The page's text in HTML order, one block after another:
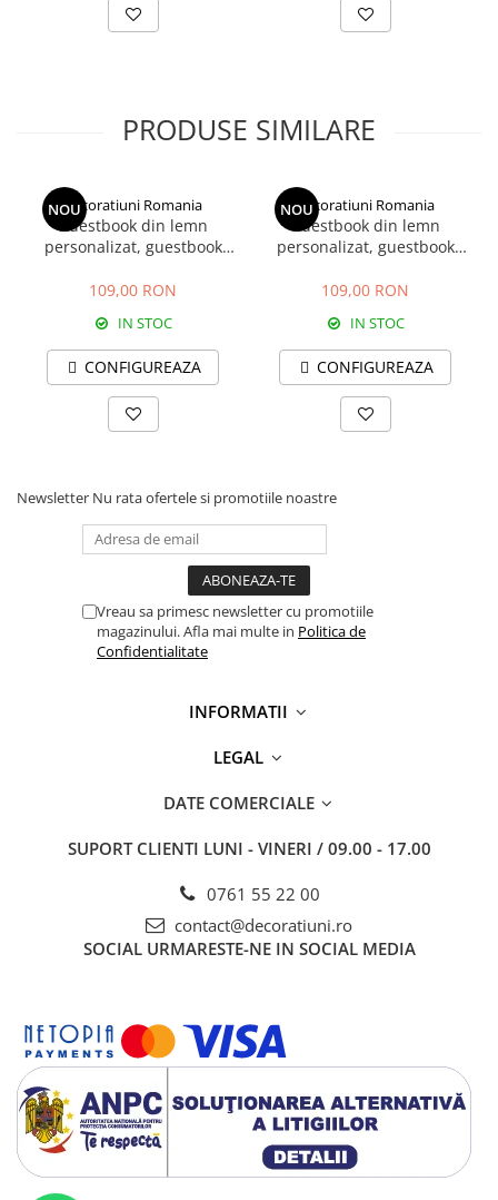
PRODUSE SIMILARE
NOUDecoratiuni Romania
Guestbook din lemn
personalizat, guestbook
flori si fluturi
109,00 RON
IN STOC
CONFIGUREAZA
NOUDecoratiuni Romania
Guestbook din lemn
personalizat, guestbook
flori si candele agatate
109,00 RON
IN STOC
CONFIGUREAZA
Newsletter Nu rata ofertele si promotiile noastre
Vreau sa primesc newsletter cu promotiile
magazinului. Afla mai multe in Politica de
Confidentialitate
INFORMATII
LEGAL
DATE COMERCIALE
SUPORT CLIENTI LUNI - VINERI / 09.00 - 17.00
0761 55 22 00
contact@decoratiuni.ro
SOCIAL URMARESTE-NE IN SOCIAL MEDIA